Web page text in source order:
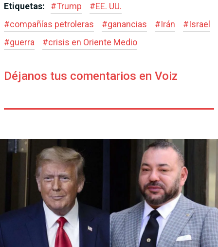
Etiquetas: #Trump #EE. UU.
#compañías petroleras #ganancias #Irán #Israel
#guerra #crisis en Oriente Medio
Déjanos tus comentarios en Voiz